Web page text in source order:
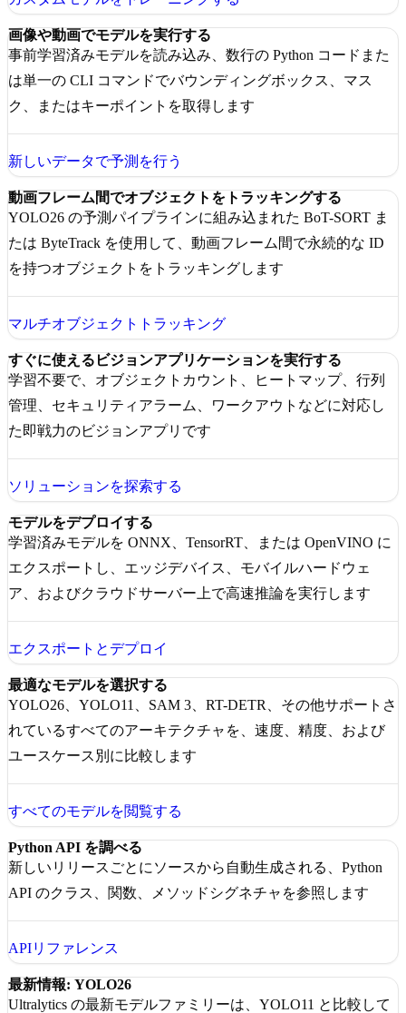
画像や動画でモデルを実行する
事前学習済みモデルを読み込み、数行の Python コードまた
は単一の CLI コマンドでバウンディングボックス、マス
ク、またはキーポイントを取得します
新しいデータで予測を行う
動画フレーム間でオブジェクトをトラッキングする
YOLO26 の予測パイプラインに組み込まれた BoT-SORT ま
たは ByteTrack を使用して、動画フレーム間で永続的な ID
を持つオブジェクトをトラッキングします
マルチオブジェクトトラッキング
すぐに使えるビジョンアプリケーションを実行する
学習不要で、オブジェクトカウント、ヒートマップ、行列
管理、セキュリティアラーム、ワークアウトなどに対応し
た即戦力のビジョンアプリです
ソリューションを探索する
モデルをデプロイする
学習済みモデルを ONNX、TensorRT、または OpenVINO に
エクスポートし、エッジデバイス、モバイルハードウェ
ア、およびクラウドサーバー上で高速推論を実行します
エクスポートとデプロイ
最適なモデルを選択する
YOLO26、YOLO11、SAM 3、RT-DETR、その他サポートさ
れているすべてのアーキテクチャを、速度、精度、および
ユースケース別に比較します
すべてのモデルを閲覧する
Python API を調べる
新しいリリースごとにソースから自動生成される、Python
API のクラス、関数、メソッドシグネチャを参照します
APIリファレンス
最新情報: YOLO26
Ultralytics の最新モデルファミリーは、YOLO11 と比較して